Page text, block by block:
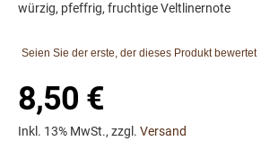
würzig, pfeffrig, fruchtige Veltlinernote
Seien Sie der erste, der dieses Produkt bewertet
8,50 €
Inkl. 13% MwSt., zzgl. Versand